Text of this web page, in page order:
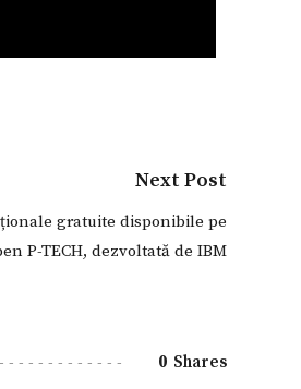
Next Post
gratuite disponibile pe
P-TECH, dezvoltată de IBM
0 Shares